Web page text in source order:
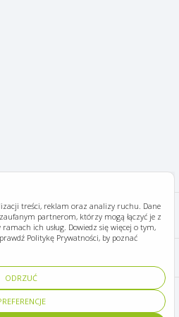
treści, reklam oraz analizy ruchu. Dane
partnerom, którzy mogą łączyć je z
ich usług. Dowiedz się więcej o tym,
Politykę Prywatności, by poznać
ODRZUĆ